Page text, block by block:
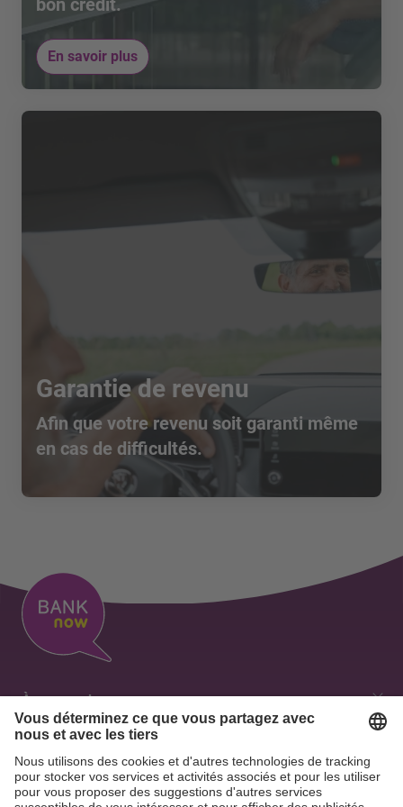
bon crédit.
En savoir plus
Garantie de revenu
Afin que votre revenu soit garanti même
en cas de difficultés.
À propos de nous
Nos valeurs
Emplois & Carrière
Aperçu des contacts
Contact